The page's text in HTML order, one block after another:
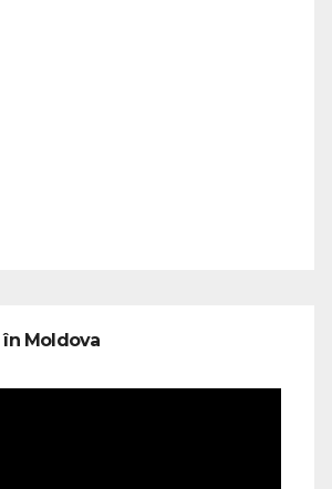
în Moldova